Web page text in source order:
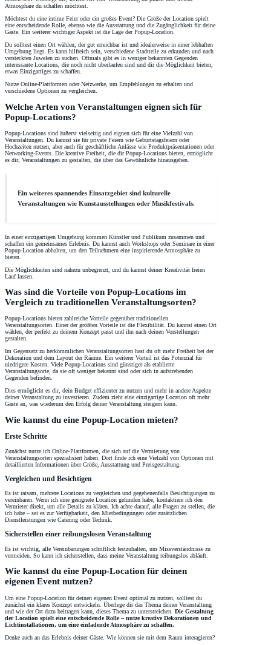
Atmosphäre du schaffen möchtest.
Möchtest du eine intime Feier oder ein großes Event? Die Größe der Location spielt
eine entscheidende Rolle, ebenso wie die Ausstattung und die Zugänglichkeit für deine
Gäste. Ein weiterer wichtiger Aspekt ist die Lage der Popup-Location.
Du solltest einen Ort wählen, der gut erreichbar ist und idealerweise in einer lebhaften
Umgebung liegt. Es kann hilfreich sein, verschiedene Stadtteile zu erkunden und nach
versteckten Juwelen zu suchen. Oftmals gibt es in weniger bekannten Gegenden
interessante Locations, die noch nicht überlaufen sind und dir die Möglichkeit bieten,
etwas Einzigartiges zu schaffen.
Nutze Online-Plattformen oder Netzwerke, um Empfehlungen zu erhalten und
verschiedene Optionen zu vergleichen.
Welche Arten von Veranstaltungen eignen sich für
Popup-Locations?
Popup-Locations sind äußerst vielseitig und eignen sich für eine Vielzahl von
Veranstaltungen. Du kannst sie für private Feiern wie Geburtstagsfeiern oder
Hochzeiten nutzen, aber auch für geschäftliche Anlässe wie Produktpräsentationen oder
Networking-Events. Die kreative Freiheit, die dir Popup-Locations bieten, ermöglicht
es dir, Veranstaltungen zu gestalten, die über das Gewöhnliche hinausgehen.
Ein weiteres spannendes Einsatzgebiet sind kulturelle
Veranstaltungen wie Kunstausstellungen oder Musikfestivals.
In einer einzigartigen Umgebung kommen Künstler und Publikum zusammen und
schaffen ein gemeinsames Erlebnis. Du kannst auch Workshops oder Seminare in einer
Popup-Location abhalten, um den Teilnehmern eine inspirierende Atmosphäre zu
bieten.
Die Möglichkeiten sind nahezu unbegrenzt, und du kannst deiner Kreativität freien
Lauf lassen.
Was sind die Vorteile von Popup-Locations im
Vergleich zu traditionellen Veranstaltungsorten?
Popup-Locations bieten zahlreiche Vorteile gegenüber traditionellen
Veranstaltungsorten. Einer der größten Vorteile ist die Flexibilität. Du kannst einen Ort
wählen, der perfekt zu deinem Konzept passt und ihn nach deinen Vorstellungen
gestalten.
Im Gegensatz zu herkömmlichen Veranstaltungsorten hast du oft mehr Freiheit bei der
Dekoration und dem Layout der Räume. Ein weiterer Vorteil ist das Potenzial für
niedrigere Kosten. Viele Popup-Locations sind günstiger als etablierte
Veranstaltungsorte, da sie oft weniger bekannt sind oder sich in aufstrebenden
Gegenden befinden.
Dies ermöglicht es dir, dein Budget effizienter zu nutzen und mehr in andere Aspekte
deiner Veranstaltung zu investieren. Zudem zieht eine einzigartige Location oft mehr
Gäste an, was wiederum den Erfolg deiner Veranstaltung steigern kann.
Wie kannst du eine Popup-Location mieten?
Erste Schritte
Zunächst nutze ich Online-Plattformen, die sich auf die Vermietung von
Veranstaltungsorten spezialisiert haben. Dort finde ich eine Vielzahl von Optionen mit
detaillierten Informationen über Größe, Ausstattung und Preisgestaltung.
Vergleichen und Besichtigen
Es ist ratsam, mehrere Locations zu vergleichen und gegebenenfalls Besichtigungen zu
vereinbaren. Wenn ich eine geeignete Location gefunden habe, kontaktiere ich den
Vermieter direkt, um alle Details zu klären. Ich achte darauf, alle Fragen zu stellen, die
ich habe – sei es zur Verfügbarkeit, den Mietbedingungen oder zusätzlichen
Dienstleistungen wie Catering oder Technik.
Sicherstellen einer reibungslosen Veranstaltung
Es ist wichtig, alle Vereinbarungen schriftlich festzuhalten, um Missverständnisse zu
vermeiden. So kann ich sicherstellen, dass meine Veranstaltung reibungslos abläuft.
Wie kannst du eine Popup-Location für deinen
eigenen Event nutzen?
Um eine Popup-Location für deinen eigenen Event optimal zu nutzen, solltest du
zunächst ein klares Konzept entwickeln. Überlege dir das Thema deiner Veranstaltung
und wie der Ort dazu beitragen kann, dieses Thema zu unterstreichen. Die Gestaltung
der Location spielt eine entscheidende Rolle – nutze kreative Dekorationen und
Lichtinstallationen, um eine einladende Atmosphäre zu schaffen.
Denke auch an das Erlebnis deiner Gäste. Wie können sie mit dem Raum interagieren?